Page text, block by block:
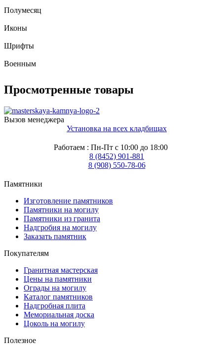
Полумесяц
Иконы
Шрифты
Военным
Просмотренные товары
Вызов менеджера
Установка на всех кладбищах
Работаем : Пн-Пт с 10:00 до 18:00
8 (8452) 901-881
8 (908) 550-78-06
Памятники
Изготовление памятников
Памятники на могилу
Памятники из гранита
Надгробия на могилу
Заказать памятник
Покупателям
Гранитная мастерская
Цены на памятники
Ограды на могилу
Каталог памятников
Надгробная плита
Мемориальная доска
Цоколь на могилу
Полезное